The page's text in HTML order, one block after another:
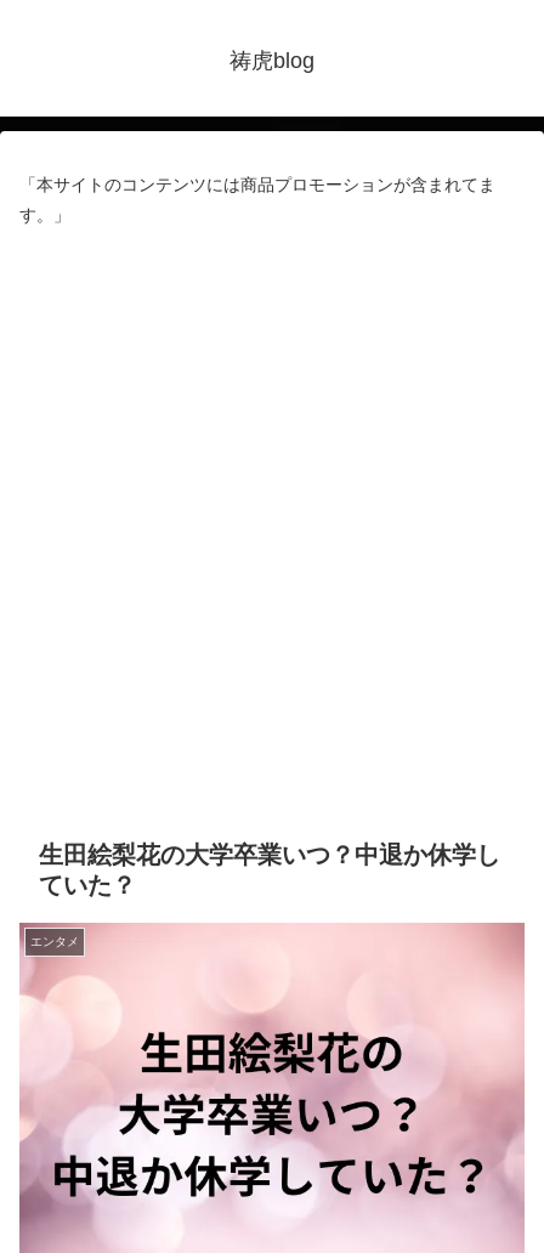
祷虎blog
「本サイトのコンテンツには商品プロモーションが含まれてま
す。」
生田絵梨花の大学卒業いつ？中退か休学し
ていた？
エンタメ